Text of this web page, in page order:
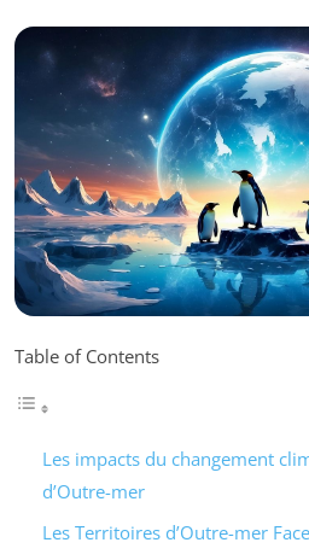
Table of Contents
Les impacts du changement
d’Outre-mer
Les Territoires d’Outre-mer